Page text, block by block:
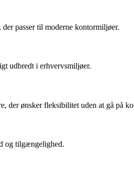
passer til moderne kontormiljøer.
udbredt i erhvervsmiljøer.
der ønsker fleksibilitet uden at gå på
og tilgængelighed.